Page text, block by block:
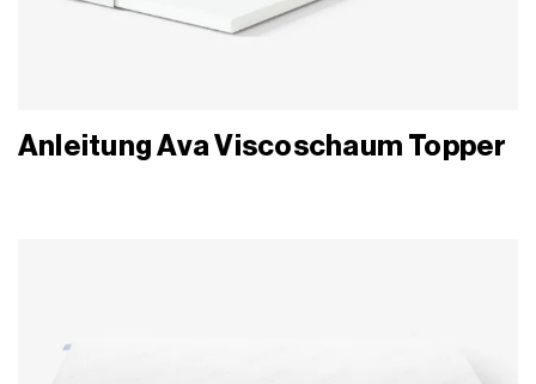
Anleitung Ava Viscoschaum Topper